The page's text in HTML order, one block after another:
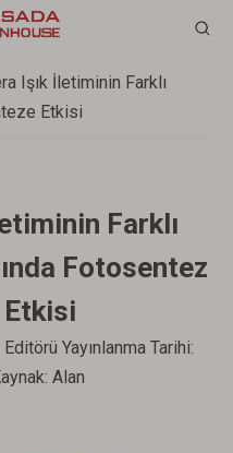
Işık İletiminin Farklı
Etkisi
Farklı
Fotosentez
Etkisi
Yayınlanma Tarihi:
Alan